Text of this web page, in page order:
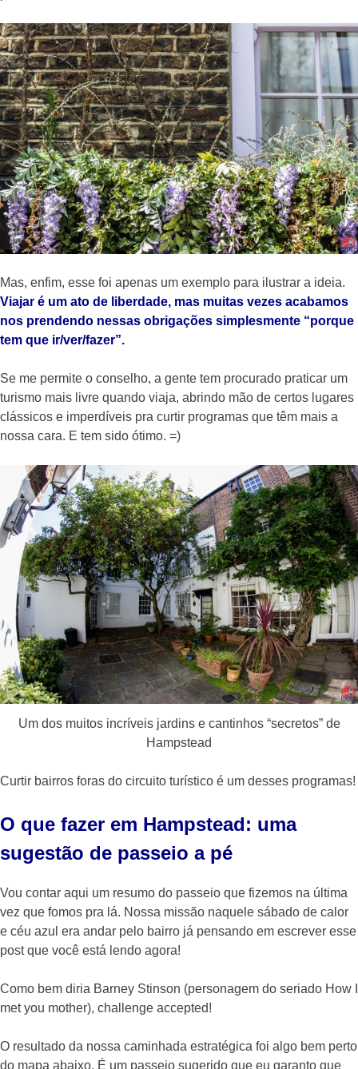
Mas, enfim, esse foi apenas um exemplo para ilustrar a ideia.
Viajar é um ato de liberdade, mas muitas vezes acabamos
nos prendendo nessas obrigações simplesmente “porque
tem que ir/ver/fazer”.
Se me permite o conselho, a gente tem procurado praticar um
turismo mais livre quando viaja, abrindo mão de certos lugares
clássicos e imperdíveis pra curtir programas que têm mais a
nossa cara. E tem sido ótimo. =)
Um dos muitos incríveis jardins e cantinhos “secretos” de
Hampstead
Curtir bairros foras do circuito turístico é um desses programas!
O que fazer em Hampstead: uma
sugestão de passeio a pé
Vou contar aqui um resumo do passeio que fizemos na última
vez que fomos pra lá. Nossa missão naquele sábado de calor
e céu azul era andar pelo bairro já pensando em escrever esse
post que você está lendo agora!
Como bem diria Barney Stinson (personagem do seriado How I
met you mother), challenge accepted!
O resultado da nossa caminhada estratégica foi algo bem perto
do mapa abaixo. É um passeio sugerido que eu garanto que